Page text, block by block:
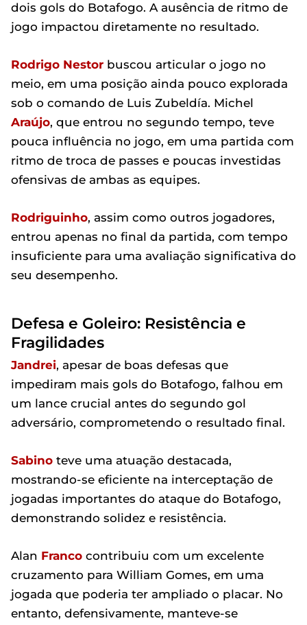
dois gols do Botafogo. A ausência de ritmo de
jogo impactou diretamente no resultado.
Rodrigo Nestor buscou articular o jogo no
meio, em uma posição ainda pouco explorada
sob o comando de Luis Zubeldía. Michel
Araújo, que entrou no segundo tempo, teve
pouca influência no jogo, em uma partida com
ritmo de troca de passes e poucas investidas
ofensivas de ambas as equipes.
Rodriguinho, assim como outros jogadores,
entrou apenas no final da partida, com tempo
insuficiente para uma avaliação significativa do
seu desempenho.
Defesa e Goleiro: Resistência e
Fragilidades
Jandrei, apesar de boas defesas que
impediram mais gols do Botafogo, falhou em
um lance crucial antes do segundo gol
adversário, comprometendo o resultado final.
Sabino teve uma atuação destacada,
mostrando-se eficiente na interceptação de
jogadas importantes do ataque do Botafogo,
demonstrando solidez e resistência.
Alan Franco contribuiu com um excelente
cruzamento para William Gomes, em uma
jogada que poderia ter ampliado o placar. No
entanto, defensivamente, manteve-se